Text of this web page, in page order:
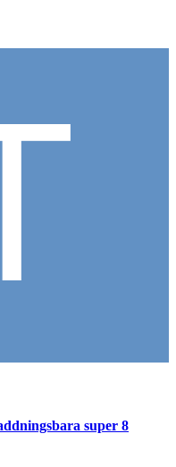
super 8